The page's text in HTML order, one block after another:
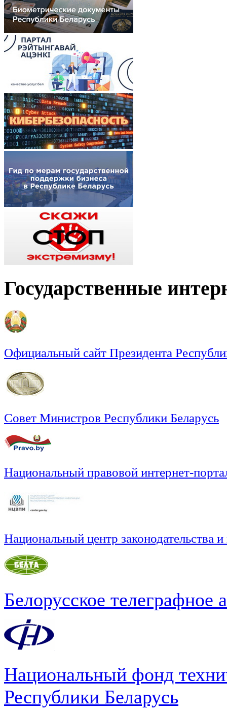
Государственные
Официальный сайт Президента
Совет Министров Республики Беларусь
Национальный правовой интернет-
Национальный центр законодательства
Белорусское телеграфное
Национальный фонд
Республики Беларусь